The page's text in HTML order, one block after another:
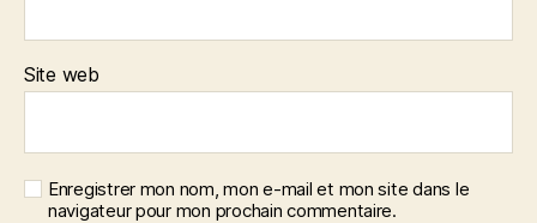
Site web
Enregistrer mon nom, mon e-mail et mon site dans le
navigateur pour mon prochain commentaire.